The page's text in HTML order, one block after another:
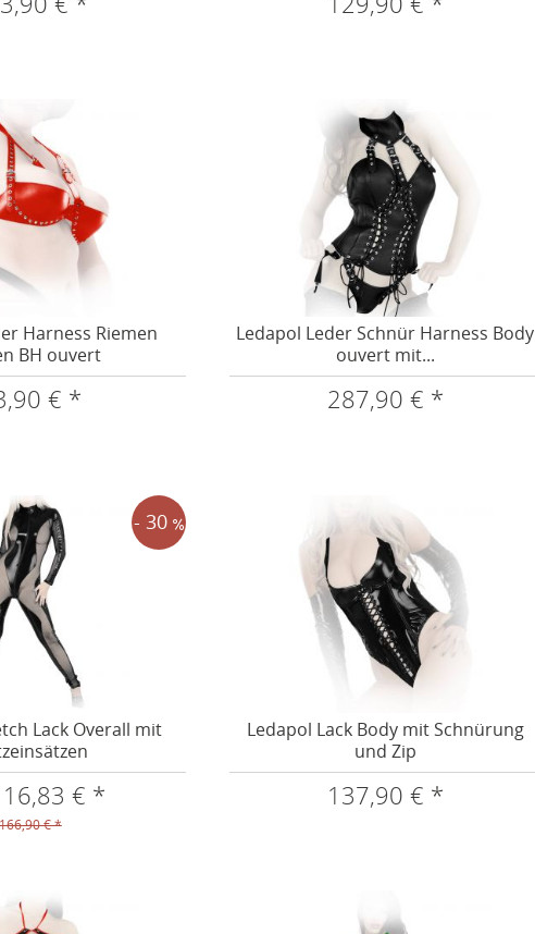
Harness Riemen
BH ouvert
€ *
Ledapol Leder Schnür Harness Body
ouvert mit...
287,90 € *
- 30
Lack Overall mit
€ *
€ *
Ledapol Lack Body mit Schnürung
und Zip
137,90 € *